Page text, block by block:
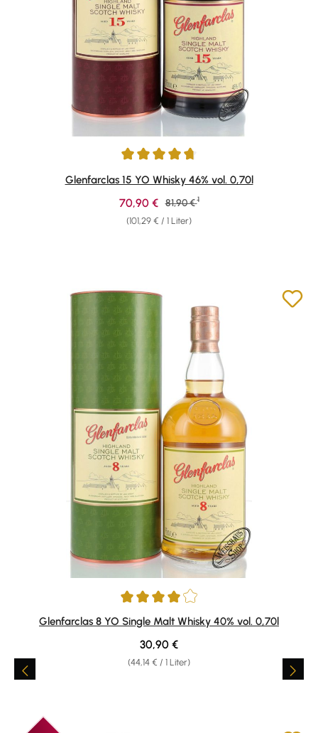
Durchschnittliche Bewertung von 4.74 von 5 Sternen
Glenfarclas 15 YO Whisky 46% vol. 0,70l
(101,29 € / 1 Liter)
Verkaufspreis:
70,90 € Regulärer Preis:
81,90 € 1
Durchschnittliche Bewertung von 4 von 5 Sternen
Glenfarclas 8 YO Single Malt Whisky 40% vol. 0,70l
(44,14 € / 1 Liter)
Regulärer Preis:
30,90 €